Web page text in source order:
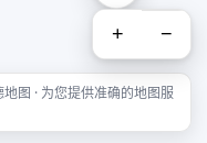
+ −
图 · 为您提供准确的地图服